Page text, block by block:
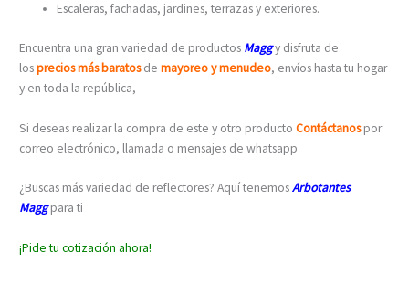
Escaleras, fachadas, jardines, terrazas y exteriores.
Encuentra una gran variedad de productos Maggy disfruta de
losprecios más baratosdemayoreo y menudeo, envíos hasta tu hogar
y en toda la república,
Si deseas realizar la compra de este y otro producto Contáctanospor
correo electrónico, llamada o mensajes de whatsapp
¿Buscas más variedad de reflectores? Aquí tenemosArbotantes
Maggpara ti
¡Pide tu cotización ahora!